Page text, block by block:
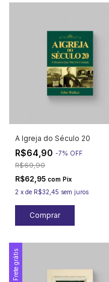
A Igreja do Século 20
R$64,90 -7% OFF
R$69,90
R$62,95 com Pix
2 x de R$32,45 sem juros
Frete grátis